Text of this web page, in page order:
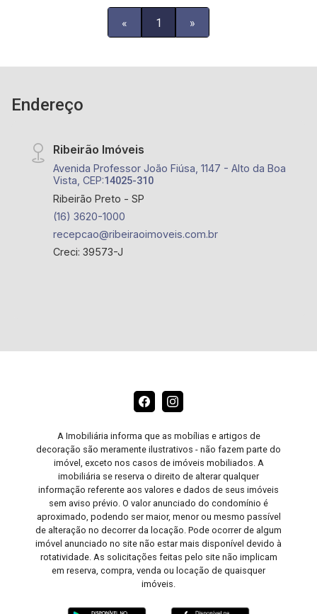
« 1 »
Endereço
Ribeirão Imóveis
Avenida Professor João Fiúsa, 1147 - Alto da Boa
Vista, CEP:14025-310
Ribeirão Preto - SP
(16) 3620-1000
recepcao@ribeiraoimoveis.com.br
Creci: 39573-J
A Imobiliária informa que as mobílias e artigos de
decoração são meramente ilustrativos - não fazem parte do
imóvel, exceto nos casos de imóveis mobiliados. A
imobiliária se reserva o direito de alterar qualquer
informação referente aos valores e dados de seus imóveis
sem aviso prévio. O valor anunciado do condomínio é
aproximado, podendo ser maior, menor ou mesmo passível
de alteração no decorrer da locação. Pode ocorrer de algum
imóvel anunciado no site não estar mais disponível devido à
rotatividade. As solicitações feitas pelo site não implicam
em reserva, compra, venda ou locação de quaisquer
imóveis.